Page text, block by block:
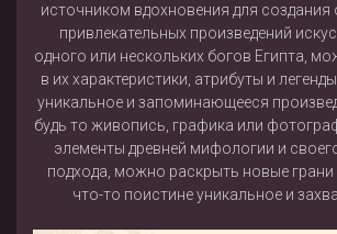
источником вдохновения для создания
привлекательных произведений
одного или нескольких богов Египта,
в их характеристики, атрибуты и
уникальное и запоминающееся
будь то живопись, графика или
элементы древней мифологии и
подхода, можно раскрыть новые грани
что-то поистине уникальное и